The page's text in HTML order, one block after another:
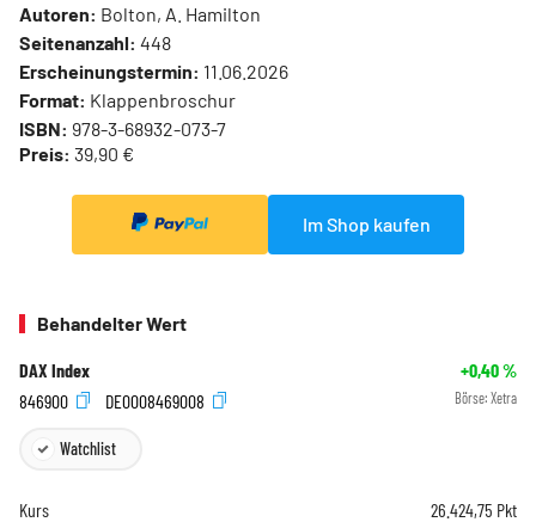
Autoren: Bolton, A. Hamilton
Seitenanzahl: 448
Erscheinungstermin: 11.06.2026
Format: Klappenbroschur
ISBN: 978-3-68932-073-7
Preis: 39,90 €
Im Shop kaufen
Behandelter Wert
DAX Index +0,40%
846900
DE0008469008 Börse: Xetra
Watchlist
Kurs 26.424,75 Pkt